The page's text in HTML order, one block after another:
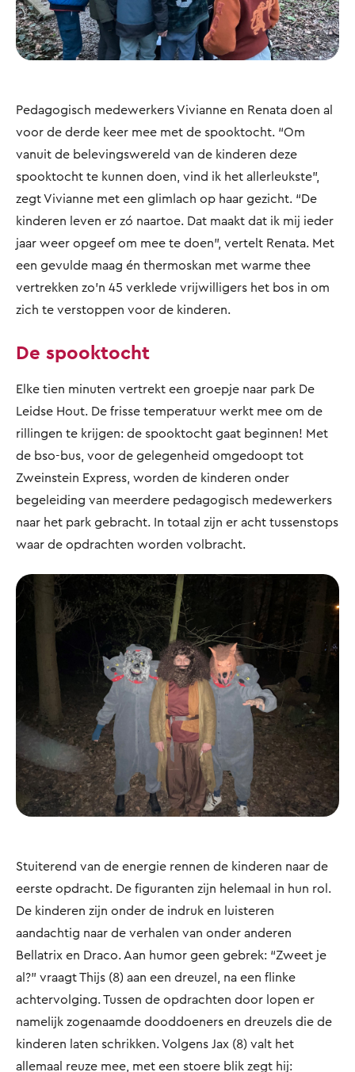
Pedagogisch medewerkers Vivianne en Renata doen al
voor de derde keer mee met de spooktocht. “Om
vanuit de belevingswereld van de kinderen deze
spooktocht te kunnen doen, vind ik het allerleukste”,
zegt Vivianne met een glimlach op haar gezicht. “De
kinderen leven er zó naartoe. Dat maakt dat ik mij ieder
jaar weer opgeef om mee te doen", vertelt Renata. Met
een gevulde maag én thermoskan met warme thee
vertrekken zo’n 45 verklede vrijwilligers het bos in om
zich te verstoppen voor de kinderen.
De spooktocht
Elke tien minuten vertrekt een groepje naar park De
Leidse Hout. De frisse temperatuur werkt mee om de
rillingen te krijgen: de spooktocht gaat beginnen! Met
de bso-bus, voor de gelegenheid omgedoopt tot
Zweinstein Express, worden de kinderen onder
begeleiding van meerdere pedagogisch medewerkers
naar het park gebracht. In totaal zijn er acht tussenstops
waar de opdrachten worden volbracht.
Stuiterend van de energie rennen de kinderen naar de
eerste opdracht. De figuranten zijn helemaal in hun rol.
De kinderen zijn onder de indruk en luisteren
aandachtig naar de verhalen van onder anderen
Bellatrix en Draco. Aan humor geen gebrek: “Zweet je
al?” vraagt Thijs (8) aan een dreuzel, na een flinke
achtervolging. Tussen de opdrachten door lopen er
namelijk zogenaamde dooddoeners en dreuzels die de
kinderen laten schrikken. Volgens Jax (8) valt het
allemaal reuze mee, met een stoere blik zegt hij: